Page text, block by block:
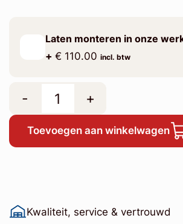
Laten monteren in onze
+ € 110.00 incl. btw
- +
Toevoegen aan winkelwagen
Kwaliteit, service & vertrouwd